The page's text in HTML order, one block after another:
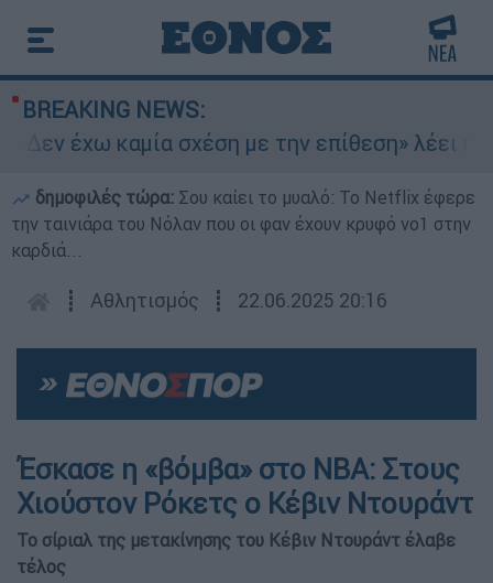
BREAKING NEWS:
έχω καμία σχέση με την επίθεση» λέει η
δημοφιλές τώρα: Σου καίει το μυαλό: Το Netflix έφερε
την ταινιάρα του Νόλαν που οι φαν έχουν κρυφό νο1 στην
καρδιά...
┋ Αθλητισμός ┋ 22.06.2025 20:16
Έσκασε η «βόμβα» στο NBA: Στους
Χιούστον Ρόκετς ο Κέβιν Ντουράντ
Το σίριαλ της μετακίνησης του Κέβιν Ντουράντ έλαβε
τέλος